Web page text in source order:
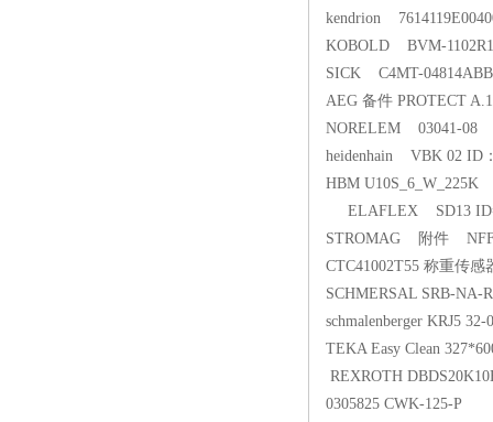
kendrion
KOBOLD BVM-
SICK C4MT-
AEG 备件 PROTECT
NORELEM 03041-
heidenhain VBK 02 ID
HBM U10S_6_W_225K
ELAFLEX SD13
STROMAG 附件
CTC41002T55 称重传感
SCHMERSAL SRB-NA-
schmalenberger KRJ5 32-
TEKA Easy Clean
REXROTH
0305825 CWK-125-P